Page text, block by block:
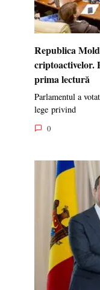
Republica
criptoactivelor.
prima lectură
Parlamentul a
lege privind
0